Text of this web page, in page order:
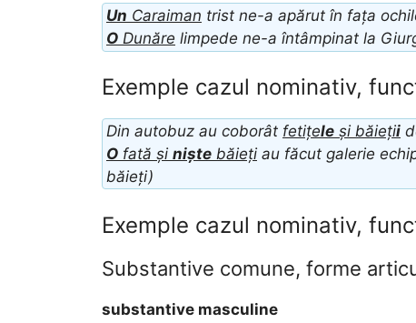
Un Caraiman trist ne-a apărut în fața
O Dunăre limpede ne-a întâmpinat la
Exemple cazul nominativ,
Din autobuz au coborât fetițele și băieții
O fată și niște băieți au făcut galerie
băieți)
Exemple cazul nominativ,
Substantive comune, forme
substantive masculine